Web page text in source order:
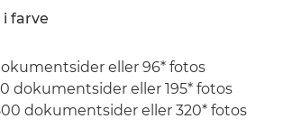
farve
eller 96* fotos
dokumentsider eller 195* fotos
dokumentsider eller 320* fotos